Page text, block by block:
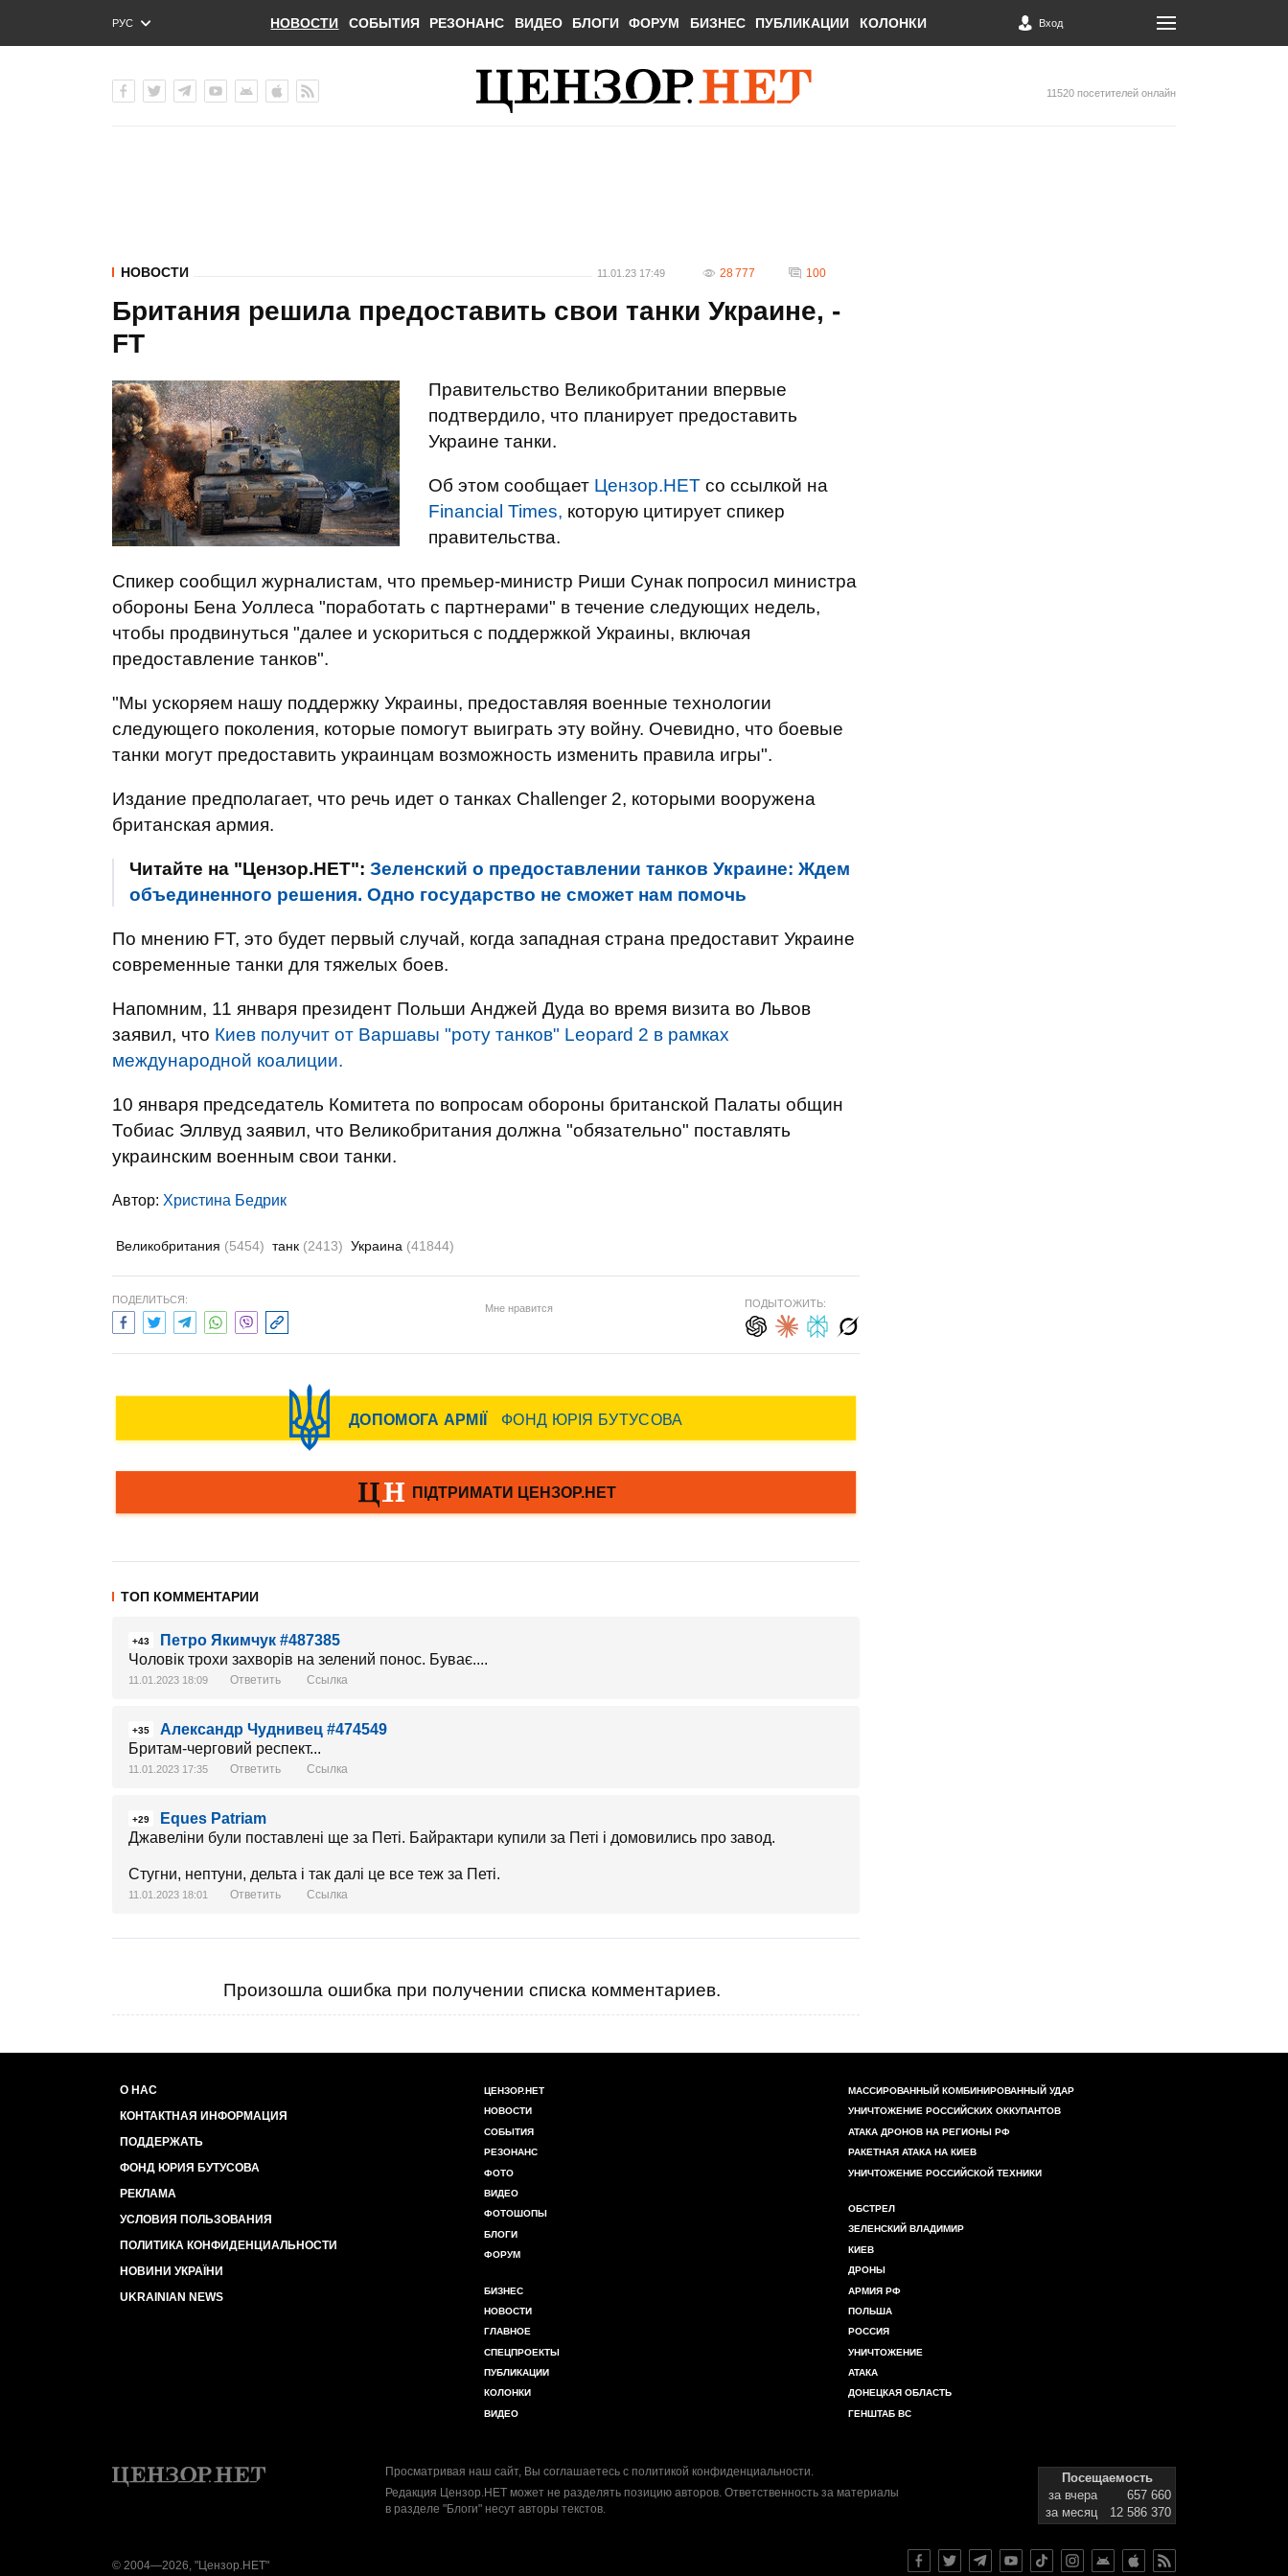
РУС
ENG
НОВОСТИ СОБЫТИЯ РЕЗОНАНС ВИДЕО БЛОГИ ФОРУМ БИЗНЕС ПУБЛИКАЦИИ КОЛОНКИ Вход
11520 посетителей онлайн
НОВОСТИ 11.01.23 17:49 28 777 100
Британия решила предоставить свои танки Украине, -
FT
Правительство Великобритании впервые
подтвердило, что планирует предоставить
Украине танки.
Об этом сообщает Цензор.НЕТ со ссылкой на
Financial Times, которую цитирует спикер
правительства.
Спикер сообщил журналистам, что премьер-министр Риши Сунак попросил министра
обороны Бена Уоллеса "поработать с партнерами" в течение следующих недель,
чтобы продвинуться "далее и ускориться с поддержкой Украины, включая
предоставление танков".
"Мы ускоряем нашу поддержку Украины, предоставляя военные технологии
следующего поколения, которые помогут выиграть эту войну. Очевидно, что боевые
танки могут предоставить украинцам возможность изменить правила игры".
Издание предполагает, что речь идет о танках Challenger 2, которыми вооружена
британская армия.
Читайте на "Цензор.НЕТ": Зеленский о предоставлении танков Украине: Ждем
объединенного решения. Одно государство не сможет нам помочь
По мнению FT, это будет первый случай, когда западная страна предоставит Украине
современные танки для тяжелых боев.
Напомним, 11 января президент Польши Анджей Дуда во время визита во Львов
заявил, что Киев получит от Варшавы "роту танков" Leopard 2 в рамках
международной коалиции.
10 января председатель Комитета по вопросам обороны британской Палаты общин
Тобиас Эллвуд заявил, что Великобритания должна "обязательно" поставлять
украинским военным свои танки.
Автор: Христина Бедрик
Великобритания (5454) танк (2413) Украина (41844)
ПОДЕЛИТЬСЯ:
Мне нравится ПОДЫТОЖИТЬ:
ТОП КОММЕНТАРИИ
+43
Петро Якимчук #487385
Чоловік трохи захворів на зелений понос. Буває....
11.01.2023 18:09 Ответить Ссылка
+35
Александр Чуднивец #474549
Бритам-черговий респект...
11.01.2023 17:35 Ответить Ссылка
+29
Eques Patriam
Джавеліни були поставлені ще за Петі. Байрактари купили за Петі і домовились про завод.
Стугни, нептуни, дельта і так далі це все теж за Петі.
11.01.2023 18:01 Ответить Ссылка
Произошла ошибка при получении списка комментариев.
О НАС
КОНТАКТНАЯ ИНФОРМАЦИЯ
ПОДДЕРЖАТЬ
ФОНД ЮРИЯ БУТУСОВА
РЕКЛАМА
УСЛОВИЯ ПОЛЬЗОВАНИЯ
ПОЛИТИКА КОНФИДЕНЦИАЛЬНОСТИ
НОВИНИ УКРАЇНИ
UKRAINIAN NEWS
ЦЕНЗОР.НЕТ
НОВОСТИ
СОБЫТИЯ
РЕЗОНАНС
ФОТО
ВИДЕО
ФОТОШОПЫ
БЛОГИ
ФОРУМ
БИЗНЕС
НОВОСТИ
ГЛАВНОЕ
СПЕЦПРОЕКТЫ
ПУБЛИКАЦИИ
КОЛОНКИ
ВИДЕО
МАССИРОВАННЫЙ КОМБИНИРОВАННЫЙ УДАР
УНИЧТОЖЕНИЕ РОССИЙСКИХ ОККУПАНТОВ
АТАКА ДРОНОВ НА РЕГИОНЫ РФ
РАКЕТНАЯ АТАКА НА КИЕВ
УНИЧТОЖЕНИЕ РОССИЙСКОЙ ТЕХНИКИ
ОБСТРЕЛ
ЗЕЛЕНСКИЙ ВЛАДИМИР
КИЕВ
ДРОНЫ
АРМИЯ РФ
ПОЛЬША
РОССИЯ
УНИЧТОЖЕНИЕ
АТАКА
ДОНЕЦКАЯ ОБЛАСТЬ
ГЕНШТАБ ВС
Просматривая наш сайт, Вы соглашаетесь с политикой конфиденциальности.
Редакция Цензор.НЕТ может не разделять позицию авторов. Ответственность за материалы
в разделе "Блоги" несут авторы текстов.
Посещаемость
за вчера
657 660
за месяц
12 586 370
© 2004—2026, "Цензор.НЕТ"